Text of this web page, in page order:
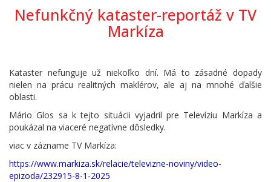
Nefunkčný kataster-reportáž v TV
Markíza
Kataster nefunguje už niekoľko dní. Má to zásadné dopady
nielen na prácu realitných maklérov, ale aj na mnohé ďalšie
oblasti.
Mário Glos sa k tejto situácii vyjadril pre Televíziu Markíza a
poukázal na viaceré negatívne dôsledky.
viac v zázname TV Markíza:
https://www.markiza.sk/relacie/televizne-noviny/video-
epizoda/232915-8-1-2025